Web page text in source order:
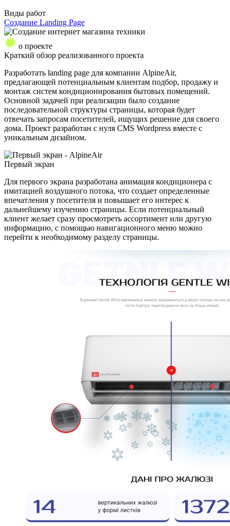
Виды работ
Создание Landing Page
о проекте
Краткий обзор реализованного проекта
Разработать landing page для компании AlpineAir,
предлагающей потенциальным клиентам подбор, продажу и
монтаж систем кондиционирования бытовых помещений.
Основной задачей при реализации было создание
последовательной структуры страницы, которая будет
отвечать запросам посетителей, ищущих решение для своего
дома. Проект разработан с нуля CMS Wordpress вместе с
уникальным дизайном.
Первый экран
Для первого экрана разработана анимация кондиционера с
имитацией воздушного потока, что создает определенные
впечатления у посетителя и повышает его интерес к
дальнейшему изучению страницы. Если потенциальный
клиент желает сразу просмотреть ассортимент или другую
информацию, с помощью навигационного меню можно
перейти к необходимому разделу страницы.